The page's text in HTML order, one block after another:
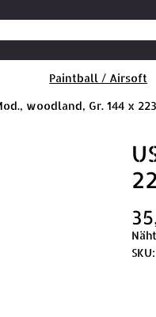
Paintball / Airsoft
woodland, Gr. 144 x
SKU: